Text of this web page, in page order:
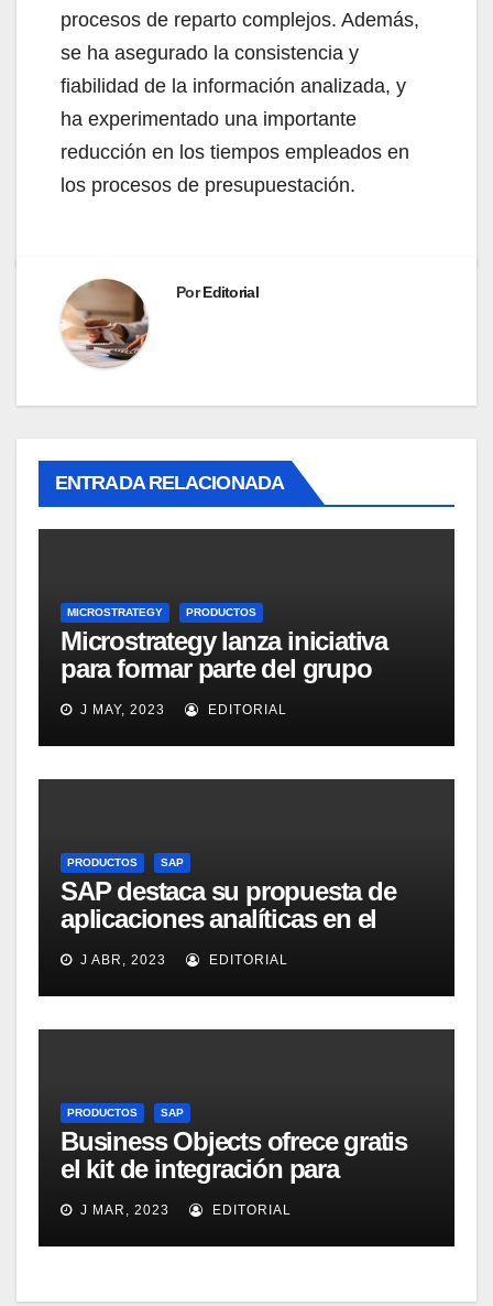
procesos de reparto complejos. Además,
se ha asegurado la consistencia y
fiabilidad de la información analizada, y
ha experimentado una importante
reducción en los tiempos empleados en
los procesos de presupuestación.
PorEditorial
ENTRADA RELACIONADA
MICROSTRATEGY PRODUCTOS
Microstrategy lanza iniciativa
para formar parte del grupo
MicroStrategy Business
Intelligence Group en LinkedIn
J MAY, 2023 EDITORIAL
PRODUCTOS SAP
SAP destaca su propuesta de
aplicaciones analíticas en el
mercado español
J ABR, 2023 EDITORIAL
PRODUCTOS SAP
Business Objects ofrece gratis
el kit de integración para
Micrososft Office SharePoint
Server 2007
J MAR, 2023 EDITORIAL